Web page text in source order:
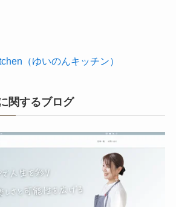
（ゆいのんキッチン）
関するブログ